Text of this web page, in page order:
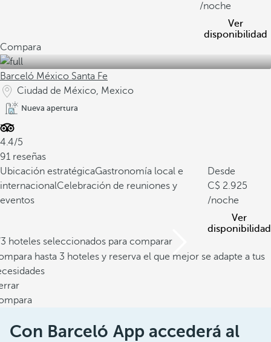
/noche
Ver
disponibilidad
Compara
Barceló México Santa Fe
Ciudad de México, Mexico
Nueva apertura
4.4/5
91 reseñas
Ubicación estratégicaGastronomía local e
internacionalCelebración de reuniones y
eventos
Desde
2.925
/noche
Ver
disponibilidad
hoteles seleccionados para comparar
hasta 3 hoteles y reserva el que mejor se adapte a tus
Con Barceló App accederá al